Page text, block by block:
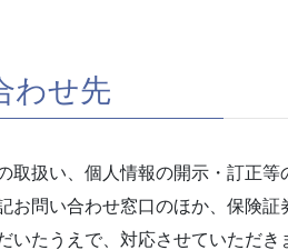
わせ先
扱い、個人情報の開示・訂正等
お問い合わせ窓口のほか、保険
いたうえで、対応させていただき